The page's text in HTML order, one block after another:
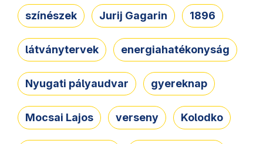
színészek Jurij Gagarin 1896
látványtervek energiahatékonyság
Nyugati pályaudvar gyereknap
Mocsai Lajos verseny Kolodko